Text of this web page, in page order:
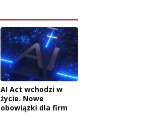
AI Act wchodzi w
życie. Nowe
obowiązki dla firm